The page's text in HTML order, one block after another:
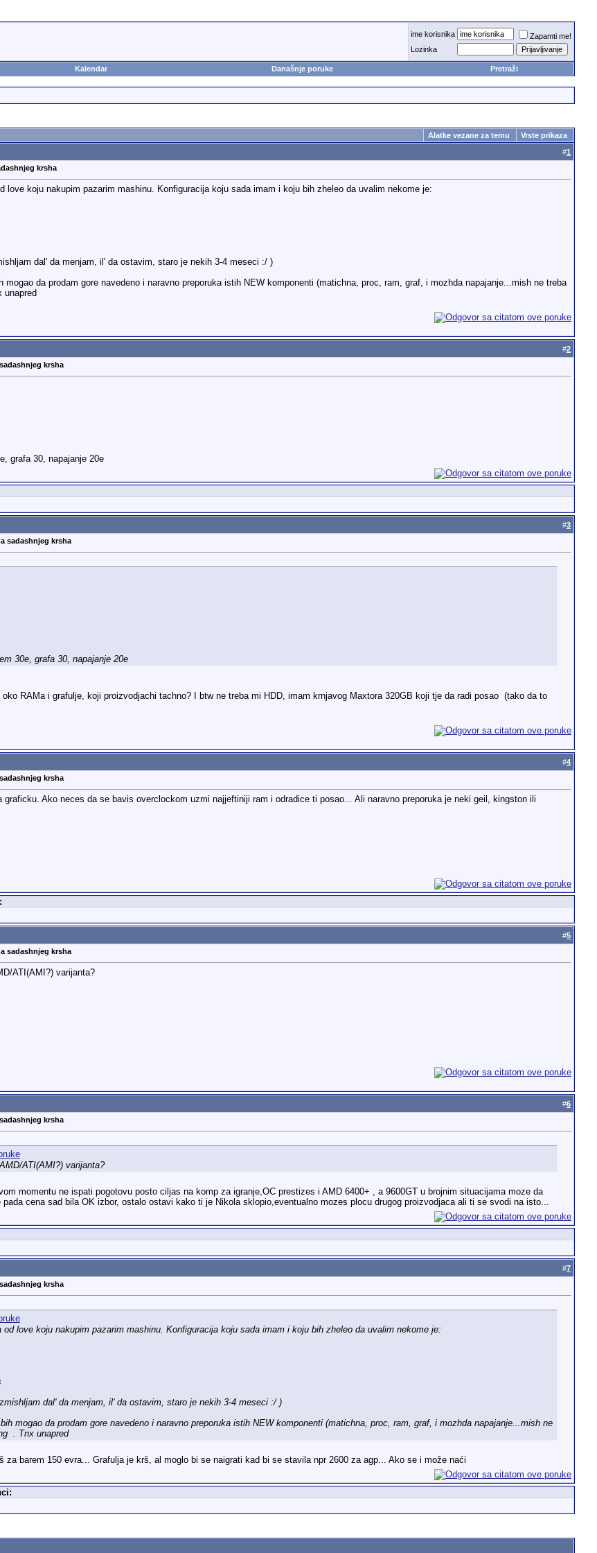
ime korisnika
Zapamti me!
Lozinka
Kalendar Današnje poruke Pretraži
Alatke vezane za temu
Vrste prikaza
#1
krsha
love koju nakupim pazarim mashinu. Konfiguracija koju sada imam i koju bih zheleo da uvalim nekome je:
dal' da menjam, il' da ostavim, staro je nekih 3-4 meseci :/ )
da prodam gore navedeno i naravno preporuka istih NEW komponenti (matichna, proc, ram, graf, i mozhda napajanje...mish ne treba
unapred
#2
krsha
grafa 30, napajanje 20e
#3
sadashnjeg krsha
30e, grafa 30, napajanje 20e
RAMa i grafulje, koji proizvodjachi tachno? I btw ne treba mi HDD, imam krnjavog Maxtora 320GB koji tje da radi posao (tako da to
#4
krsha
Ako neces da se bavis overclockom uzmi najjeftiniji ram i odradice ti posao... Ali naravno preporuka je neki geil, kingston ili
#5
sadashnjeg krsha
ATI(AMI?) varijanta?
#6
krsha
ATI(AMI?) varijanta?
momentu ne ispati pogotovu posto ciljas na komp za igranje,OC prestizes i AMD 6400+ , a 9600GT u brojnim situacijama moze da
cena sad bila OK izbor, ostalo ostavi kako ti je Nikola sklopio,eventualno mozes plocu drugog proizvodjaca ali ti se svodi na isto...
#7
krsha
love koju nakupim pazarim mashinu. Konfiguracija koju sada imam i koju bih zheleo da uvalim nekome je:
dal' da menjam, il' da ostavim, staro je nekih 3-4 meseci :/ )
mogao da prodam gore navedeno i naravno preporuka istih NEW komponenti (matichna, proc, ram, graf, i mozhda napajanje...mish ne
. Tnx unapred
za barem 150 evra... Grafulja je krš, al moglo bi se naigrati kad bi se stavila npr 2600 za agp... Ako se i može naći